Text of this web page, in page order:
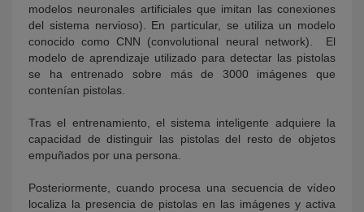
modelos neuronales artificiales que imitan las conexiones
del sistema nervioso). En particular, se utiliza un modelo
conocido como CNN (convolutional neural network). El
modelo de aprendizaje utilizado para detectar las pistolas
se ha entrenado sobre más de 3000 imágenes que
contenían pistolas.
Tras el entrenamiento, el sistema inteligente adquiere la
capacidad de distinguir las pistolas del resto de objetos
empuñados por una persona.
Posteriormente, cuando procesa una secuencia de vídeo
localiza la presencia de pistolas en las imágenes y activa